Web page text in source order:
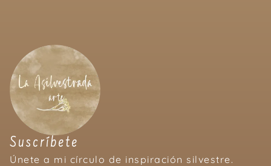
Suscríbete
Únete a mi círculo de inspiración silvestre.